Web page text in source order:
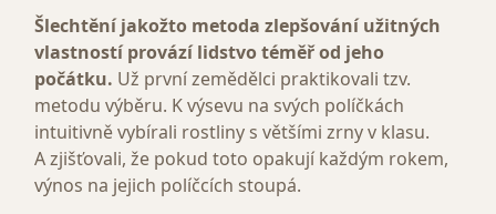
Šlechtění jakožto metoda zlepšování užitných
vlastností provází lidstvo téměř od jeho
počátku. Už první zemědělci praktikovali tzv.
metodu výběru. K výsevu na svých políčkách
intuitivně vybírali rostliny s většími zrny v klasu.
A zjišťovali, že pokud toto opakují každým rokem,
výnos na jejich políčcích stoupá.